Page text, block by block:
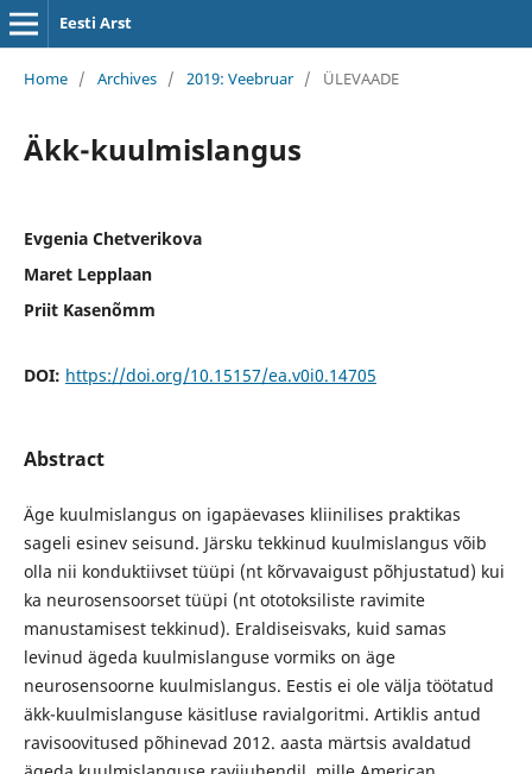
Eesti Arst
Home / Archives / 2019: Veebruar / ÜLEVAADE
Äkk-kuulmislangus
Evgenia Chetverikova
Maret Lepplaan
Priit Kasenõmm
DOI: https://doi.org/10.15157/ea.v0i0.14705
Abstract
Äge kuulmislangus on igapäevases kliinilises praktikas
sageli esinev seisund. Järsku tekkinud kuulmislangus võib
olla nii konduktiivset tüüpi (nt kõrvavaigust põhjustatud) kui
ka neurosensoorset tüüpi (nt ototoksiliste ravimite
manustamisest tekkinud). Eraldiseisvaks, kuid samas
levinud ägeda kuulmislanguse vormiks on äge
neurosensoorne kuulmislangus. Eestis ei ole välja töötatud
äkk-kuulmislanguse käsitluse ravialgoritmi. Artiklis antud
ravisoovitused põhinevad 2012. aasta märtsis avaldatud